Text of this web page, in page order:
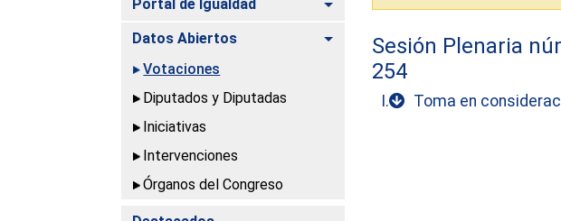
Portal de Igualdad
Datos Abiertos
Alternar
Votaciones
Diputados y Diputadas
Iniciativas
Intervenciones
Órganos del Congreso
Sesión Plenaria
254
I. Toma en